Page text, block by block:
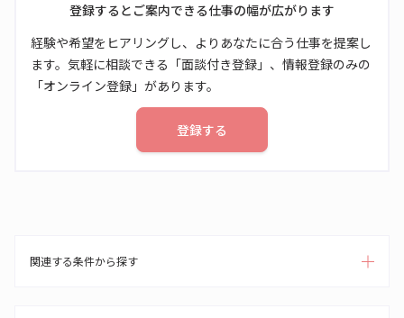
登録するとご案内できる仕事の幅が広がります
経験や希望をヒアリングし、よりあなたに合う仕事を提案し
ます。気軽に相談できる「面談付き登録」、情報登録のみの
「オンライン登録」があります。
登録する
関連する条件から探す